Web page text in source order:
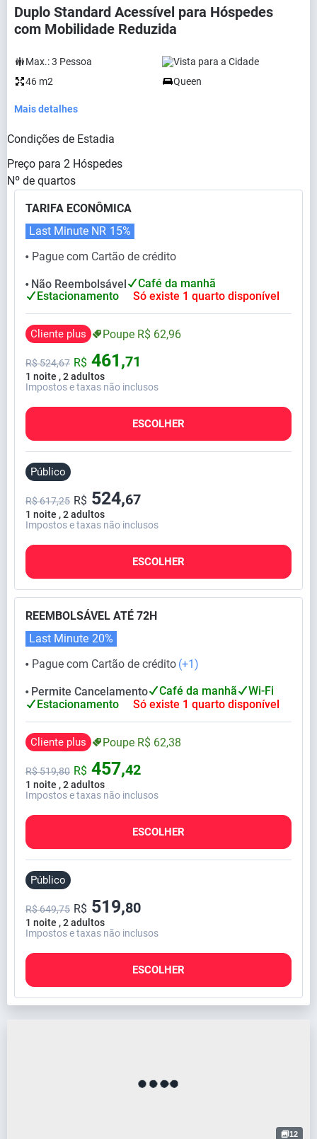
Duplo Standard Acessível para Hóspedes
com Mobilidade Reduzida
Max.:3 Pessoa
Vista para a Cidade
46 m2
Queen
Mais detalhes
Condições de Estadia
Preço para 2 Hóspedes
Nº de quartos
TARIFA ECONÔMICA
⬤ Pague com Cartão de crédito
Last Minute NR 15%
⬤ Não Reembolsável
Café da manhã
Estacionamento
Só existe 1 quarto disponível
Cliente plus Poupe R$ 62,96
1 noite , 2 adultos
R$524,67 R$ 461,71
Impostos e taxas não inclusos
ESCOLHER
Público
1 noite , 2 adultos
R$ 617,25 R$ 524,67
Impostos e taxas não inclusos
ESCOLHER
REEMBOLSÁVEL ATÉ 72H
⬤ Pague com Cartão de crédito (+1)
Last Minute 20%
⬤ Permite Cancelamento Café da manhã
Wi-Fi
Estacionamento
Só existe 1 quarto disponível
Cliente plus Poupe R$ 62,38
1 noite , 2 adultos
R$519,80 R$ 457,42
Impostos e taxas não inclusos
ESCOLHER
Público
1 noite , 2 adultos
R$ 649,75 R$ 519,80
Impostos e taxas não inclusos
ESCOLHER
12